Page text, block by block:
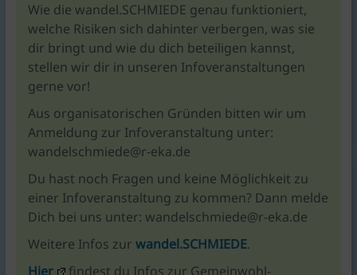
Wie die wandel.SCHMIEDE genau funktioniert,
welche Risiken sich dahinter verbergen, was sie
dir bringt und wie du dich beteiligen kannst,
stellen wir dir in unseren Infoveranstaltungen
gerne vor!
Aus organisatorischen Gründen bitten wir um
Anmeldung zur Infoveranstaltung unter:
wandelschmiede@r-eka.de
Du hast noch Fragen und keine Möglichkeit zu
einer Infoveranstaltung zu kommen? Dann melde
Dich bei uns unter: wandelschmiede@r-eka.de
Weitere Infos zur wandel.SCHMIEDE.
Hier
findest du Infos zur Gemeinwohl-